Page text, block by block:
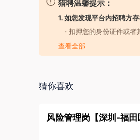
招商基金将以国际化和
鉴国际市场的先进经验和
招商基金将以取信于市
猎聘温馨提示：
1. 如您发现平台内招聘方
· 扣押您的身份证件或者
· 要求您提供担保人、
· 强迫您入股或者向您集
· 发布虚假招聘广告信息；
2. 如您应聘的岗位属于涉
查看全部
猜你喜欢
风险管理岗 【深圳-福田